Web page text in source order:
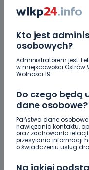
Kto jest
osobowych?
Administratorem jest
w miejscowości Ostrów
Wolności 19.
Do czego będą
dane osobowe?
Państwa dane
nawiązania kontaktu,
oraz zachowania relacji
przesyłania informacji
o świadczeniu usług
Na jakiej
ZOBACZ TAKŻE
Czy